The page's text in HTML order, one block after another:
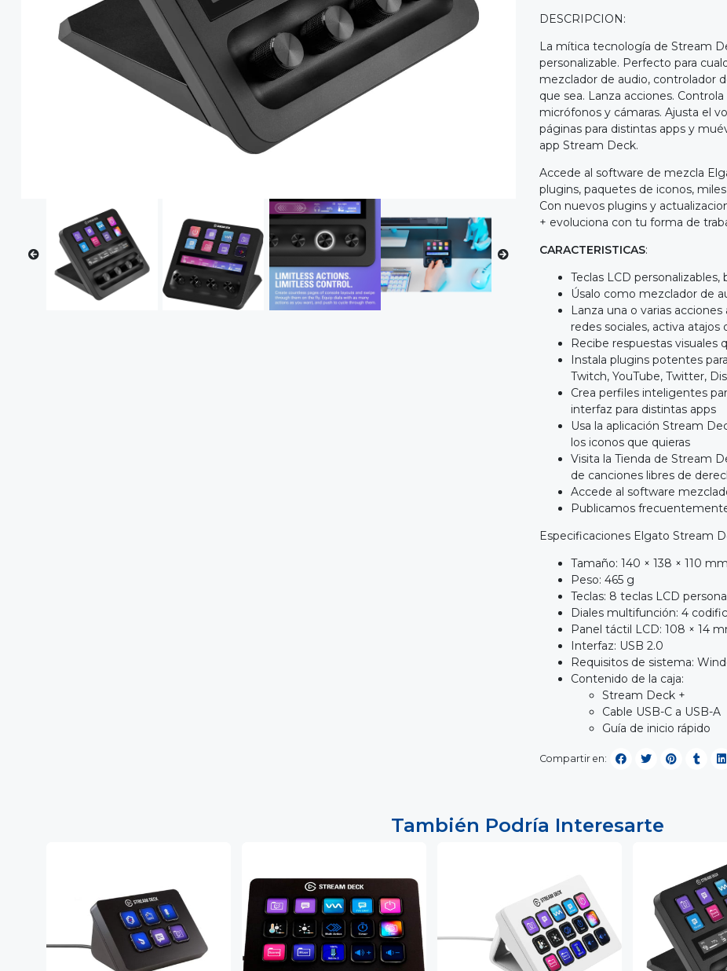
DESCRIPCION:
La mítica tecnología de Stream
personalizable. Perfecto para
mezclador de audio, controlador
que sea. Lanza acciones. Controla
micrófonos y cámaras. Ajusta el
páginas para distintas apps y
app Stream Deck.
Accede al software de mezcla
plugins, paquetes de iconos,
Con nuevos plugins y
+ evoluciona con tu forma de
CARACTERISTICAS:
Teclas LCD personalizables,
Úsalo como mezclador de
Lanza una o varias
redes sociales, activa
Recibe respuestas
Instala plugins potentes
Twitch, YouTube, Twitter,
Crea perfiles inteligentes
interfaz para distintas apps
Usa la aplicación Stream
los iconos que quieras
Visita la Tienda de Stream
de canciones libres de
Accede al software
Publicamos
Especificaciones Elgato Stream
Tamaño: 140 × 138 × 110 mm
Peso: 465 g
Teclas: 8 teclas LCD
Diales multifunción: 4
Panel táctil LCD: 108 × 14
Interfaz: USB 2.0
Requisitos de sistema:
Contenido de la caja:
Stream Deck +
Cable USB-C a USB-A
Guía de inicio rápido
Compartir en:
También Podría Interesarte